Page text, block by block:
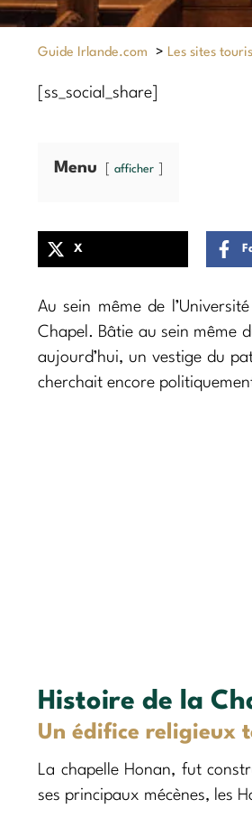
Guide Irlande.com > Les sites
[ss_social_share]
Menu afficher
X
Au sein même de
Chapel. Bâtie au sein même
aujourd’hui, un vestige du
cherchait encore
Histoire de la
Un édifice religieux
La chapelle Honan, fut
ses principaux mécènes, les